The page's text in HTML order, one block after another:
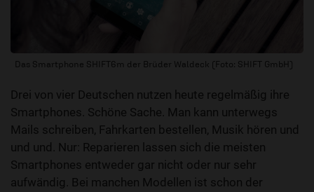
Das Smartphone SHIFT6m der Brüder Waldeck (Foto: SHIFT GmbH)
Drei von vier Deutschen nutzen heute regelmäßig ihre
Smartphones. Schöne Sache. Man kann unterwegs
Mails schreiben, Fahrkarten bestellen, Musik hören und
und und. Nur: Reparieren lassen sich die meisten
Smartphones entweder gar nicht oder nur sehr
aufwändig. Bei manchen Modellen ist schon der